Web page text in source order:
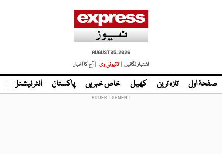
AUGUST 05, 2026
اشتہار لگائیں |
لائیو ٹی وی | آج کا اخبار
صفحۂ اول تازہ ترین کھیل خاص خبریں پاکستان انٹر نیشنل